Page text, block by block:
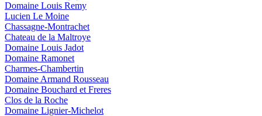
Domaine Louis Remy
Lucien Le Moine
Chassagne-Montrachet
Chateau de la Maltroye
Domaine Louis Jadot
Domaine Ramonet
Charmes-Chambertin
Domaine Armand Rousseau
Domaine Bouchard et Freres
Clos de la Roche
Domaine Lignier-Michelot